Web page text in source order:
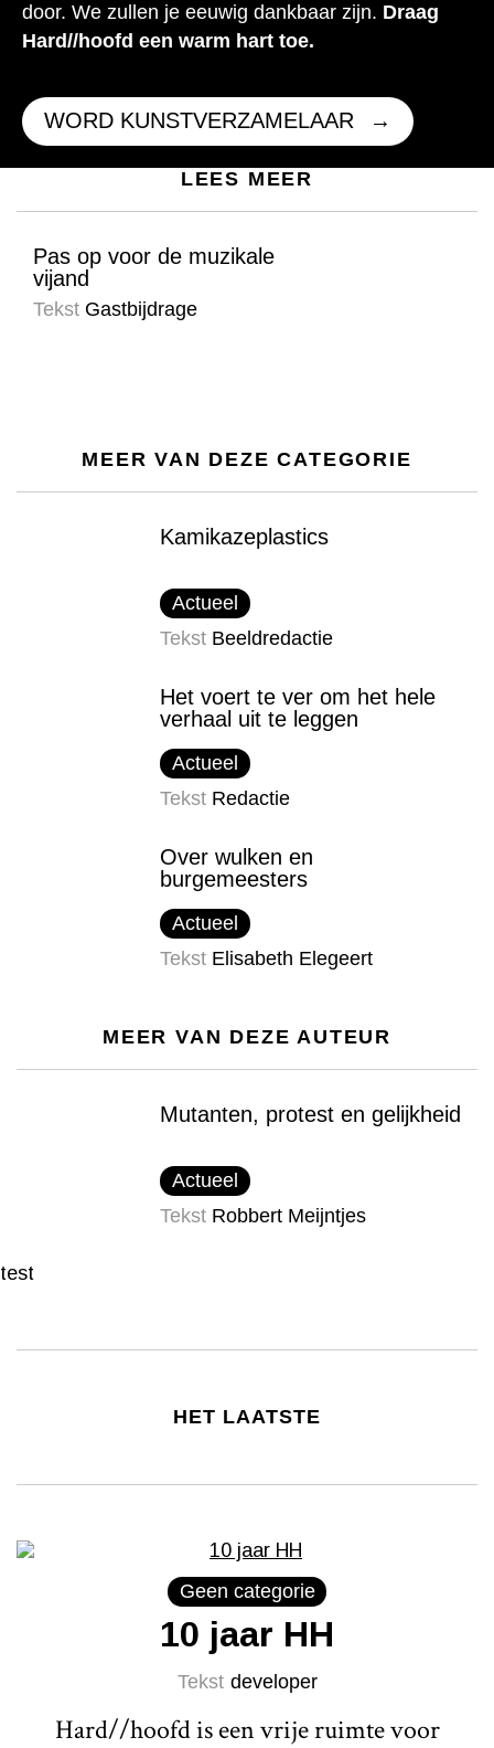
door. We zullen je eeuwig dankbaar zijn. Draag
Hard//hoofd een warm hart toe.
WORD KUNSTVERZAMELAAR
LEES MEER
Pas op voor de muzikale
vijand
Tekst Gastbijdrage
MEER VAN DEZE CATEGORIE
Kamikazeplastics
Actueel
Tekst Beeldredactie
Het voert te ver om het hele
verhaal uit te leggen
Actueel
Tekst Redactie
Over wulken en
burgemeesters
Actueel
Tekst Elisabeth Elegeert
MEER VAN DEZE AUTEUR
Mutanten, protest en gelijkheid
Actueel
Tekst Robbert Meijntjes
test
HET LAATSTE
Geen categorie
10 jaar HH
Tekst developer
Hard//hoofd is een vrije ruimte voor